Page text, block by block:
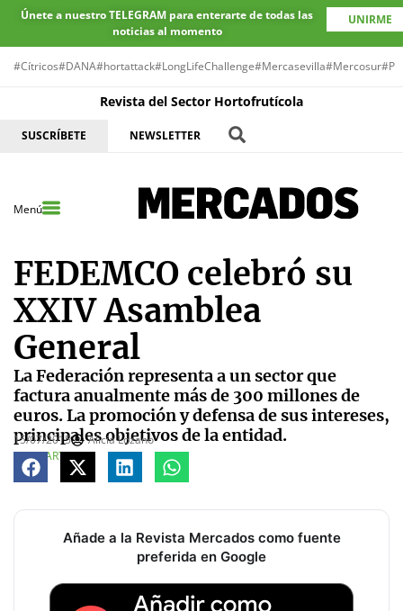
Únete a nuestro TELEGRAM para enterarte de todas las
noticias al momento
UNIRME
#Cítricos#DANA#hortattack#LongLifeChallenge#Mercasevilla#Mercosur
Revista del Sector Hortofrutícola
SUSCRÍBETE NEWSLETTER
Menú
FEDEMCO celebró su
XXIV Asamblea
General
La Federación representa a un sector que
factura anualmente más de 300 millones de
euros. La promoción y defensa de sus intereses,
principales objetivos de la entidad.
15/07/2015
Alicia Lozano
COMPARTE
Añade a la Revista Mercados como fuente
preferida en Google